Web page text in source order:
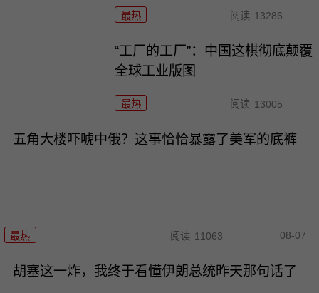
最热 阅读 13286
“工厂的工厂”：中国这棋彻底颠覆
全球工业版图
最热 阅读 13005
五角大楼吓唬中俄？这事恰恰暴露了美军的底裤
最热 阅读 11063 08-07
胡塞这一炸，我终于看懂伊朗总统昨天那句话了